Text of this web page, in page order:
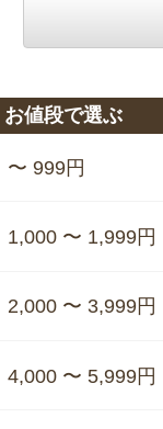
お値段で選ぶ
〜 999円
1,000 〜 1,999円
2,000 〜 3,999円
4,000 〜 5,999円